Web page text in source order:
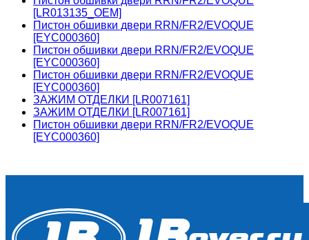
[LR013135_OEM]
Пистон обшивки двери RRN/FR2/EVOQUE
[EYC000360]
Пистон обшивки двери RRN/FR2/EVOQUE
[EYC000360]
Пистон обшивки двери RRN/FR2/EVOQUE
[EYC000360]
ЗАЖИМ ОТДЕЛКИ [LR007161]
ЗАЖИМ ОТДЕЛКИ [LR007161]
Пистон обшивки двери RRN/FR2/EVOQUE
[EYC000360]